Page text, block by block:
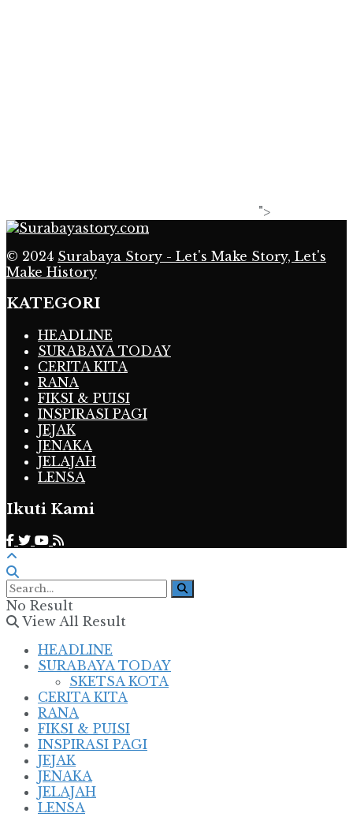
">
© 2024 Surabaya Story - Let's Make Story, Let's
Make History
KATEGORI
HEADLINE
SURABAYA TODAY
CERITA KITA
RANA
FIKSI & PUISI
INSPIRASI PAGI
JEJAK
JENAKA
JELAJAH
LENSA
Ikuti Kami
No Result
View All Result
HEADLINE
SURABAYA TODAY
SKETSA KOTA
CERITA KITA
RANA
FIKSI & PUISI
INSPIRASI PAGI
JEJAK
JENAKA
JELAJAH
LENSA